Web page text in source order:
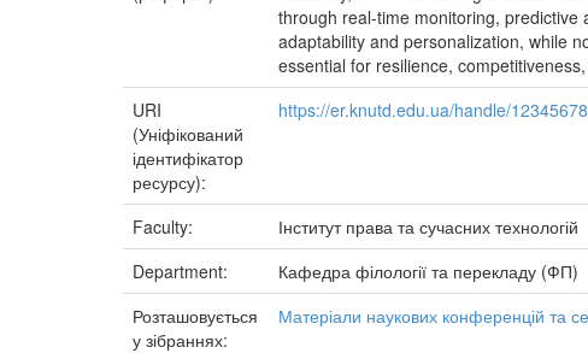
through real-time monitoring,
adaptability and personalization, while
essential for resilience,
URI
(Уніфікований
ідентифікатор
ресурсу):
https://er.knutd.edu.ua/handle/
Faculty:
Інститут права та сучасних технологій
Department:
Кафедра філології та перекладу (ФП)
Розташовується
у зібраннях:
Матеріали наукових конференцій та